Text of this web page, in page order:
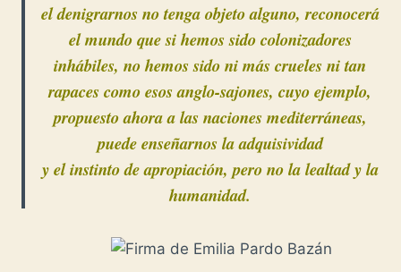
el denigrarnos no tenga objeto alguno, reconocerá
el mundo que si hemos sido colonizadores
inhábiles, no hemos sido ni más crueles ni tan
rapaces como esos anglo-sajones, cuyo ejemplo,
propuesto ahora a las naciones mediterráneas,
puede enseñarnos la adquisividad
y el instinto de apropiación, pero no la lealtad y la
humanidad.